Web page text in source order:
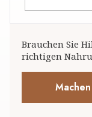
Brauchen Sie
richtigen